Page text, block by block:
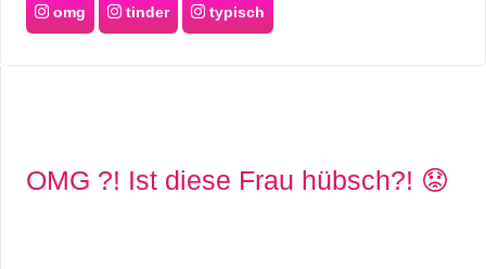
omg tinder typisch
OMG ?! Ist diese Frau hübsch?! 😟